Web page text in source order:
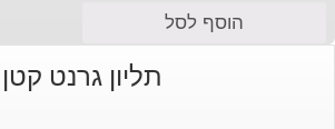
הוסף לסל
תליון גרנט קטן